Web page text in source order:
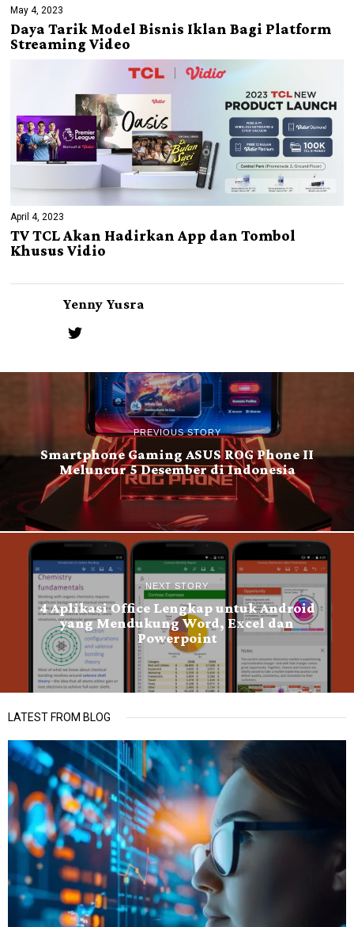
May 4, 2023
Daya Tarik Model Bisnis Iklan Bagi Platform
Streaming Video
April 4, 2023
TV TCL Akan Hadirkan App dan Tombol
Khusus Vidio
Yenny Yusra
PREVIOUS STORY
Smartphone Gaming ASUS ROG Phone II
Meluncur 5 Desember di Indonesia
NEXT STORY
4 Aplikasi Office Lengkap untuk Android
yang Mendukung Word, Excel dan
Powerpoint
LATEST FROM BLOG